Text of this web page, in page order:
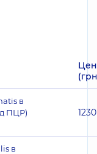
в
ПЦР)
1230
в